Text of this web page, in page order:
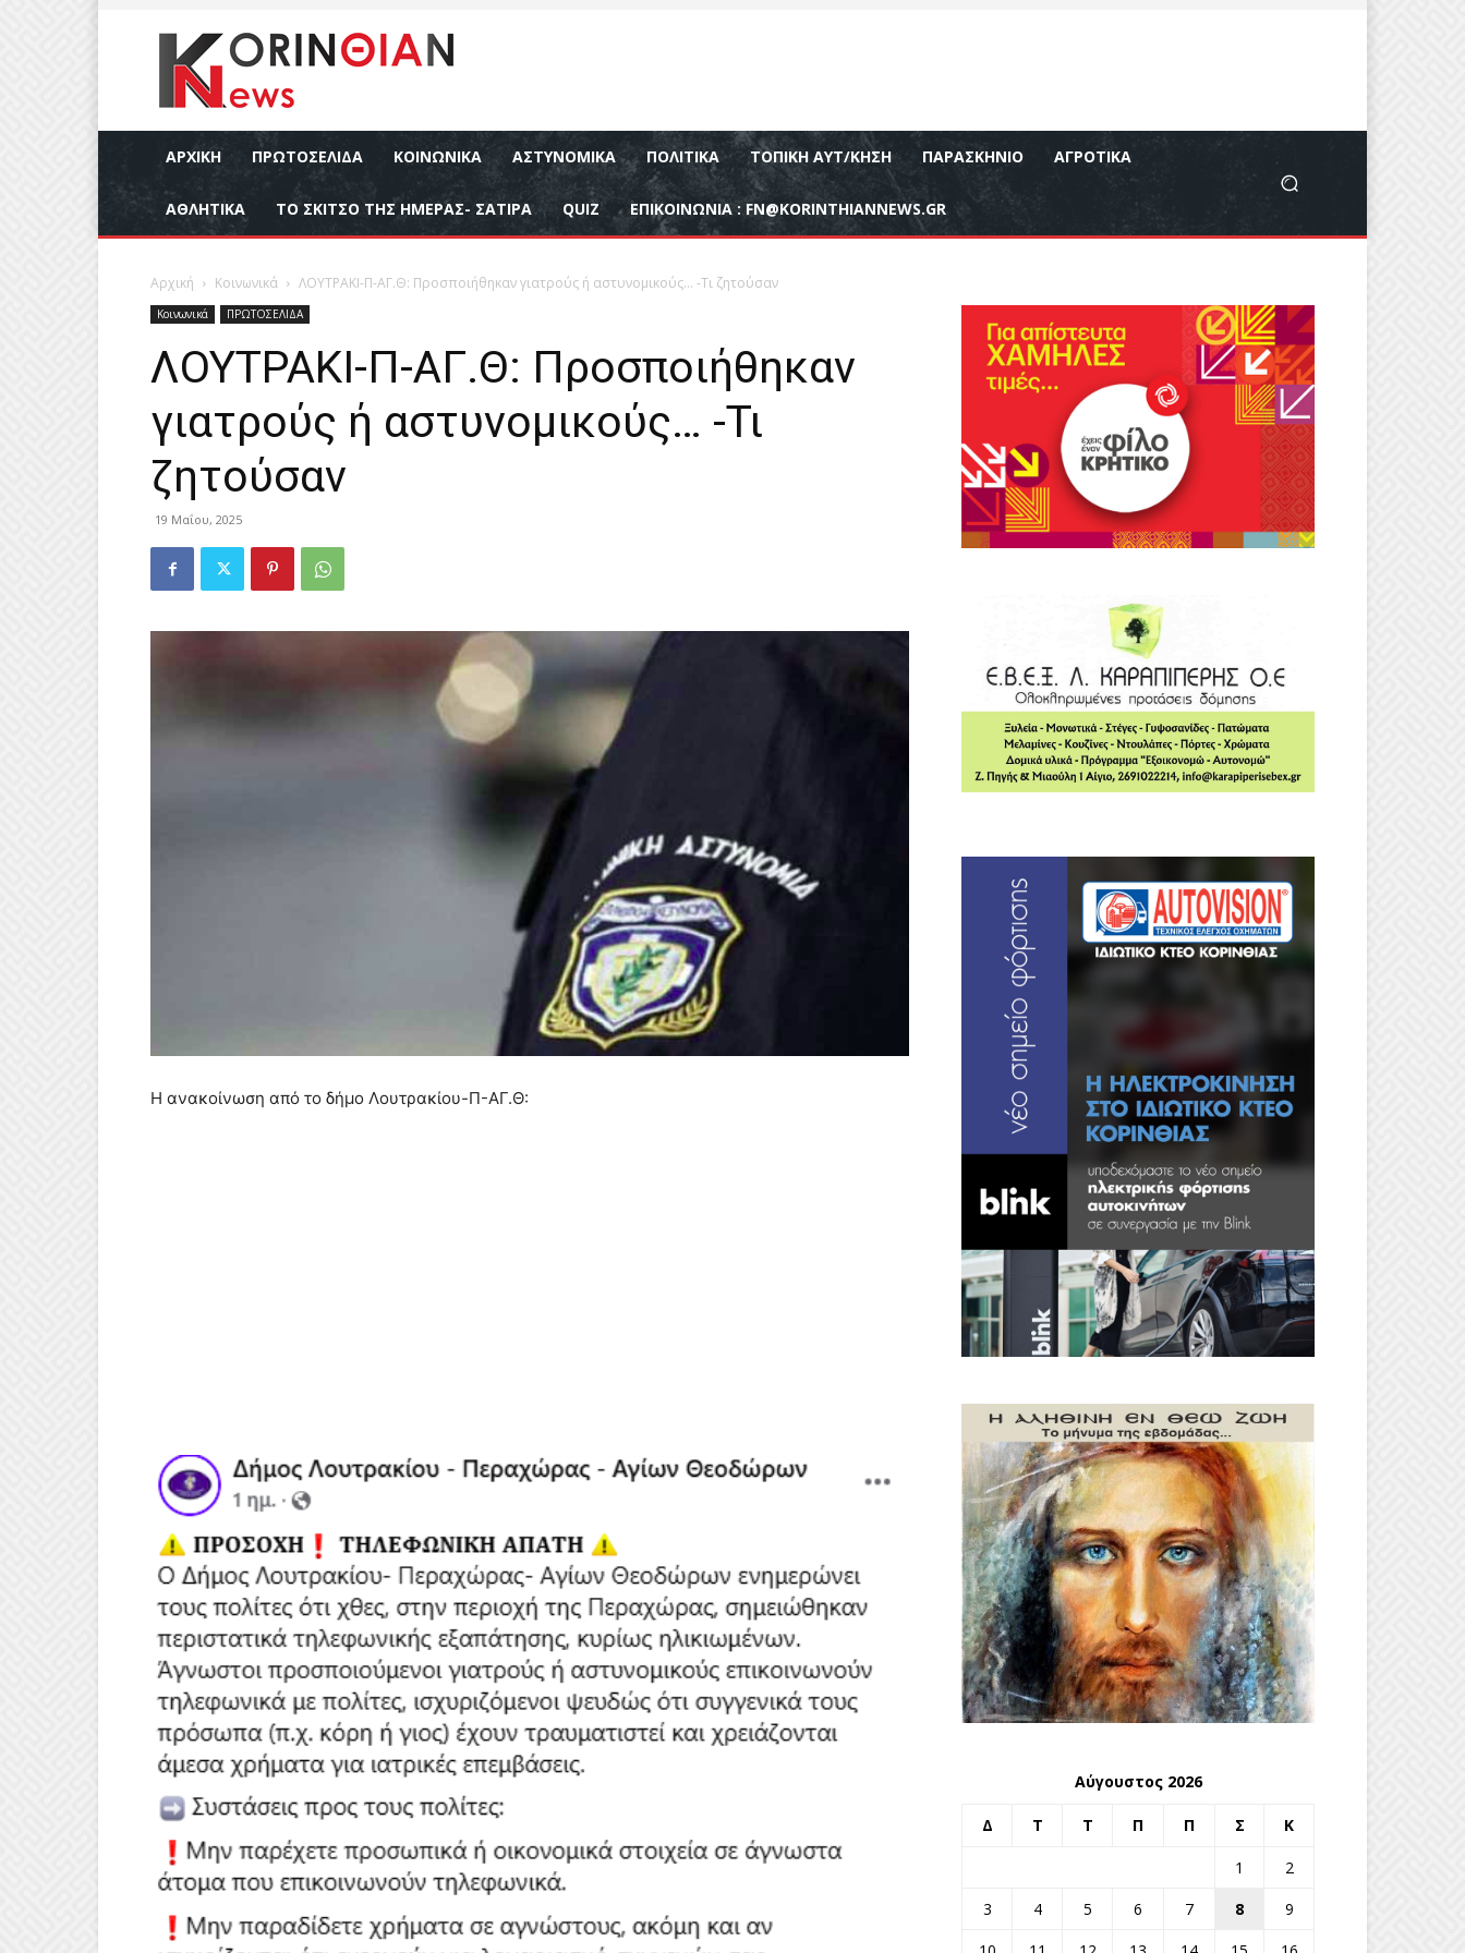
ΑΡΧΙΚΉ ΠΡΩΤΟΣΕΛΙΔΑ ΚΟΙΝΩΝΙΚΆ ΑΣΤΥΝΟΜΙΚΆ ΠΟΛΙΤΙΚΆ ΤΟΠΙΚΉ ΑΥΤ/ΚΗΣΗ ΠΑΡΑΣΚΉΝΙΟ ΑΓΡΟΤΙΚΆ
ΑΘΛΗΤΙΚΆ ΤΟ ΣΚΙΤΣΟ ΤΗΣ ΗΜΕΡΑΣ- ΣΑΤΙΡΑ QUIZ ΕΠΙΚΟΙΝΩΝΊΑ : FN@KORINTHIANNEWS.GR
Αρχική Κοινωνικά ΛΟΥΤΡΑΚΙ-Π-ΑΓ.Θ: Προσποιήθηκαν γιατρούς ή αστυνομικούς… -Τι ζητούσαν
Κοινωνικά ΠΡΩΤΟΣΕΛΙΔΑ
ΛΟΥΤΡΑΚΙ-Π-ΑΓ.Θ: Προσποιήθηκαν
γιατρούς ή αστυνομικούς… -Τι
ζητούσαν
19 Μαΐου, 2025
Η ανακοίνωση από το δήμο Λουτρακίου-Π-ΑΓ.Θ:
Αύγουστος 2026
Δ Τ Τ Π Π Σ Κ
1
2
3
4 5 6 7 8
9